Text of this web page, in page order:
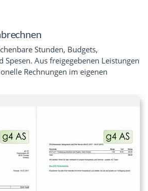
Stunden, Budgets,
Aus freigegebenen Leistungen
Rechnungen im eigenen